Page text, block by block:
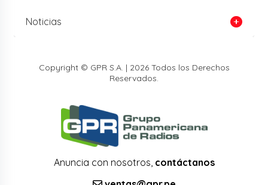
Noticias
Copyright © GPR S.A. | 2026 Todos los Derechos
Reservados.
Anuncia con nosotros, contáctanos